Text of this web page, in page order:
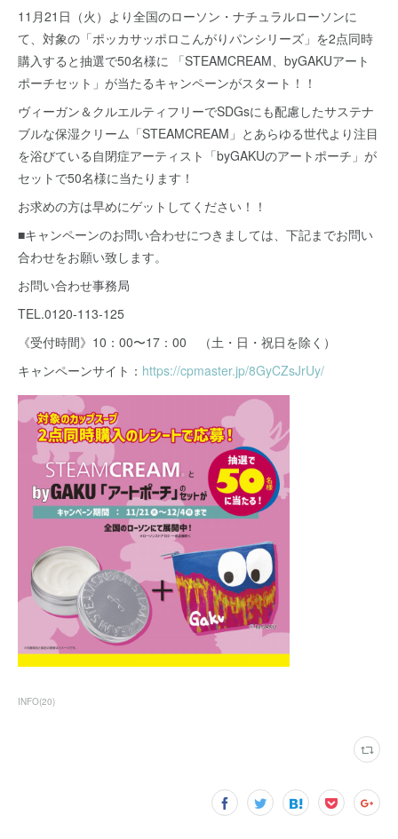
11月21日（火）より全国のローソン・ナチュラルローソンに
て、対象の「ポッカサッポロこんがりパンシリーズ」を2点同時
購入すると抽選で50名様に 「STEAMCREAM、byGAKUアート
ポーチセット」が当たるキャンペーンがスタート！！
ヴィーガン＆クルエルティフリーでSDGsにも配慮したサステナ
ブルな保湿クリーム「STEAMCREAM」とあらゆる世代より注目
を浴びている自閉症アーティスト「byGAKUのアートポーチ」が
セットで50名様に当たります！
お求めの方は早めにゲットしてください！！
■キャンペーンのお問い合わせにつきましては、下記までお問い
合わせをお願い致します。
お問い合わせ事務局
TEL.0120-113-125
《受付時間》10：00〜17：00 （土・日・祝日を除く）
キャンペーンサイト： https://cpmaster.jp/8GyCZsJrUy/
INFO(20)